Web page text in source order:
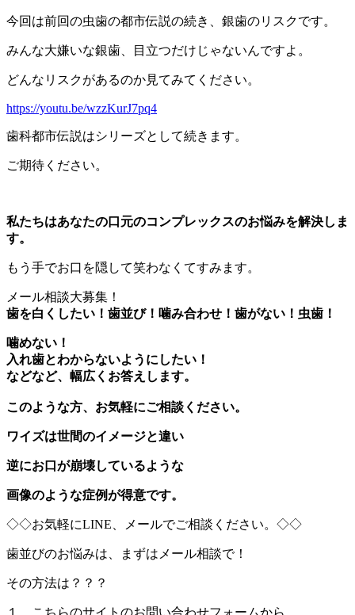
今回は前回の虫歯の都市伝説の続き、銀歯のリスクです。
みんな大嫌いな銀歯、目立つだけじゃないんですよ。
どんなリスクがあるのか見てみてください。
https://youtu.be/wzzKurJ7pq4
歯科都市伝説はシリーズとして続きます。
ご期待ください。
私たちはあなたの口元のコンプレックスのお悩みを解決しま
す。
もう手でお口を隠して笑わなくてすみます。
メール相談大募集！
歯を白くしたい！歯並び！噛み合わせ！歯がない！虫歯！
噛めない！
入れ歯とわからないようにしたい！
などなど、幅広くお答えします。
このような方、お気軽にご相談ください。
ワイズは世間のイメージと違い
逆にお口が崩壊しているような
画像のような症例が得意です。
◇◇お気軽にLINE、メールでご相談ください。◇◇
歯並びのお悩みは、まずはメール相談で！
その方法は？？？